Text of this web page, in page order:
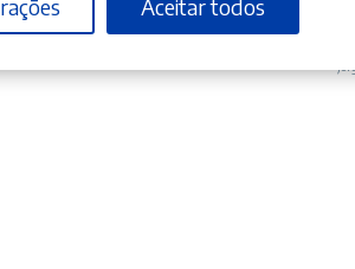
10%
da Família e das Crianças
Aceitar todos